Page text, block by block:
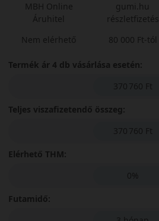
MBH Online
Áruhitel
Nem elérhető
gumi.hu
részletfizetés
80 000 Ft-tól
Termék ár 4 db vásárlása esetén:
370 760 Ft
Teljes viszafizetendő összeg:
370 760 Ft
Elérhető THM:
0%
Futamidő: